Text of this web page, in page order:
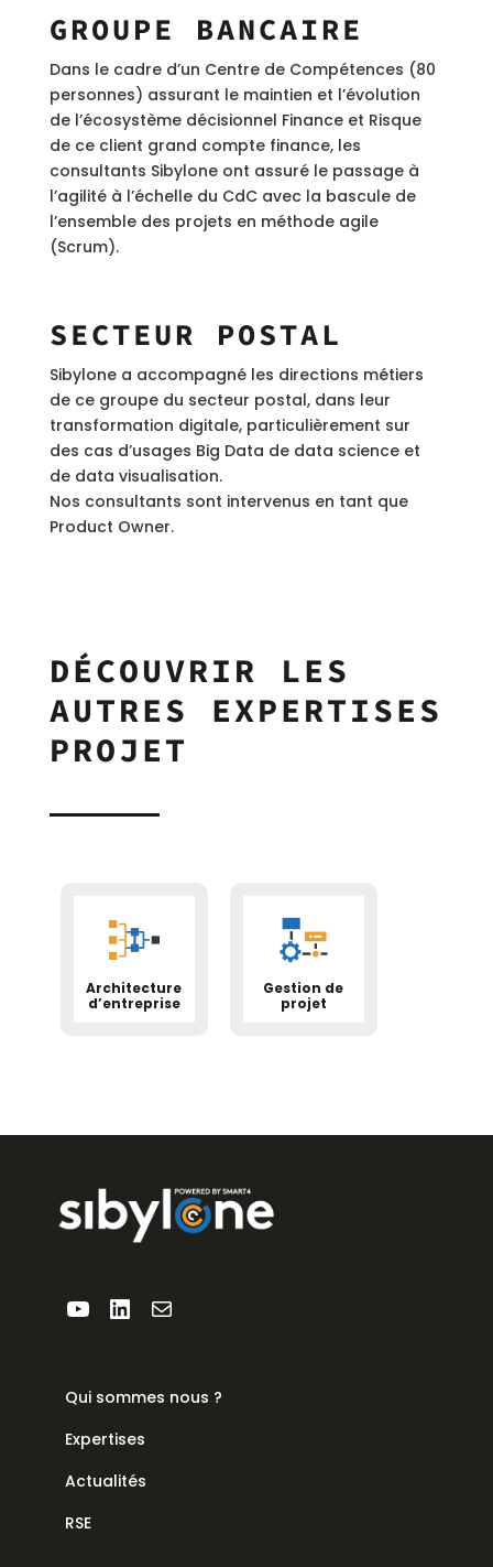
GROUPE BANCAIRE
Dans le cadre d’un Centre de Compétences (80
personnes) assurant le maintien et l’évolution
de l’écosystème décisionnel Finance et Risque
de ce client grand compte finance, les
consultants Sibylone ont assuré le passage à
l’agilité à l’échelle du CdC avec la bascule de
l’ensemble des projets en méthode agile
(Scrum).
SECTEUR POSTAL
Sibylone a accompagné les directions métiers
de ce groupe du secteur postal, dans leur
transformation digitale, particulièrement sur
des cas d’usages Big Data de data science et
de data visualisation.
Nos consultants sont intervenus en tant que
Product Owner.
DÉCOUVRIR LES
AUTRES EXPERTISES
PROJET
Architecture
d’entreprise
Gestion de
projet
YouTube
LinkedIn
E-mail
Qui sommes nous ?
Expertises
Actualités
RSE